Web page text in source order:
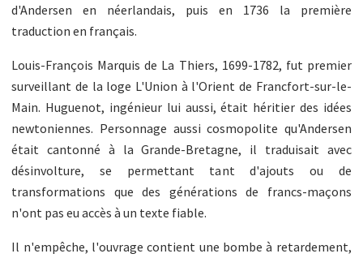
d'Andersen en néerlandais, puis en 1736 la première
traduction en français.
Louis-François Marquis de La Thiers, 1699-1782, fut premier
surveillant de la loge L'Union à l'Orient de Francfort-sur-le-
Main. Huguenot, ingénieur lui aussi, était héritier des idées
newtoniennes. Personnage aussi cosmopolite qu'Andersen
était cantonné à la Grande-Bretagne, il traduisait avec
désinvolture, se permettant tant d'ajouts ou de
transformations que des générations de francs-maçons
n'ont pas eu accès à un texte fiable.
Il n'empêche, l'ouvrage contient une bombe à retardement,